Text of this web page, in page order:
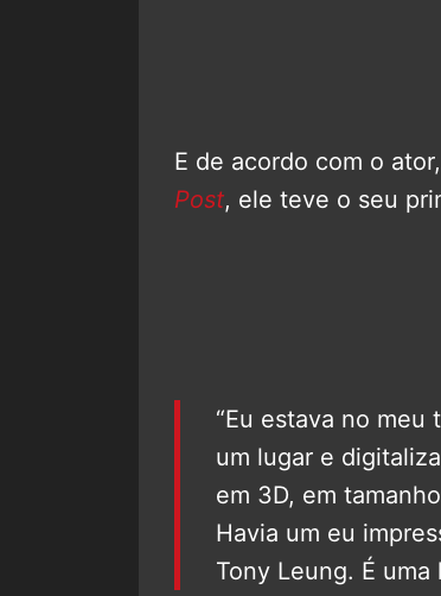
E de acordo com o
Post, ele teve o seu
“Eu estava no meu
um lugar e
em 3D, em
Havia um eu
Tony Leung. É uma